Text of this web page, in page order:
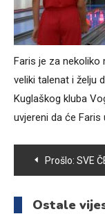
Faris je za nekoliko
veliki talenat i želju
Kuglaškog kluba
uvjereni da će
članaka
Prošlo: SVE ČEŠĆA OVISNOST O
Ostale